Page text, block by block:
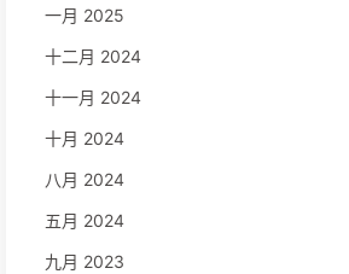
一月 2025
十二月 2024
十一月 2024
十月 2024
八月 2024
五月 2024
九月 2023